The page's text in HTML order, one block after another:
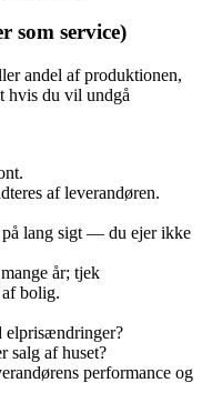
som service)
andel af produktionen,
hvis du vil undgå
af leverandøren.
lang sigt — du ejer ikke
år; tjek
bolig.
elprisændringer?
salg af huset?
performance og